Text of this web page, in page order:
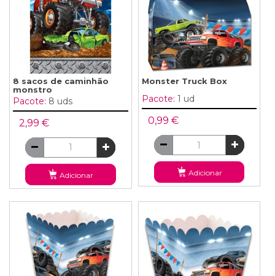
8 sacos de caminhão
monstro
Pacote: 8 uds
2,99 €
Adicionar
Monster Truck Box
Pacote: 1 ud
0,99 €
Adicionar